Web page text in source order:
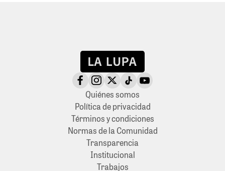
Quiénes somos
Política de privacidad
Términos y condiciones
Normas de la Comunidad
Transparencia
Institucional
Trabajos